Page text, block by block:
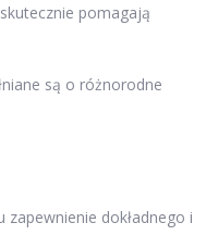
pomagają
są o różnorodne
dokładnego i